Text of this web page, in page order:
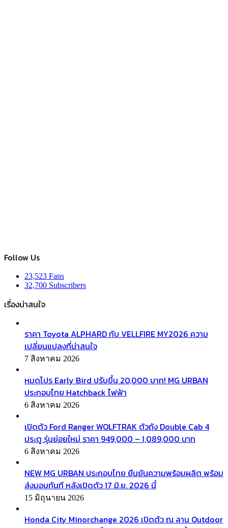
Follow Us
23,523 Fans
32,700 Subscribers
เรื่องน่าสนใจ
ราคา Toyota ALPHARD กับ VELLFIRE MY2026 ความ
เปลี่ยนแปลงที่น่าสนใจ
7 สิงหาคม 2026
หมดโปร Early Bird ปรับขึ้น 20,000 บาท! MG URBAN
ประกอบไทย Hatchback ไฟฟ้า
6 สิงหาคม 2026
เปิดตัว Ford Ranger WOLFTRAK ตัวถัง Double Cab 4
ประตู รุ่นย่อยใหม่ ราคา 949,000 – 1,089,000 บาท
6 สิงหาคม 2026
NEW MG URBAN ประกอบไทย ยืนยันความพร้อมผลิต พร้อม
ส่งมอบทันที หลังเปิดตัว 17 มิ.ย. 2026 นี้
15 มิถุนายน 2026
Honda City Minorchange 2026 เปิดตัว ณ ลาน Outdoor